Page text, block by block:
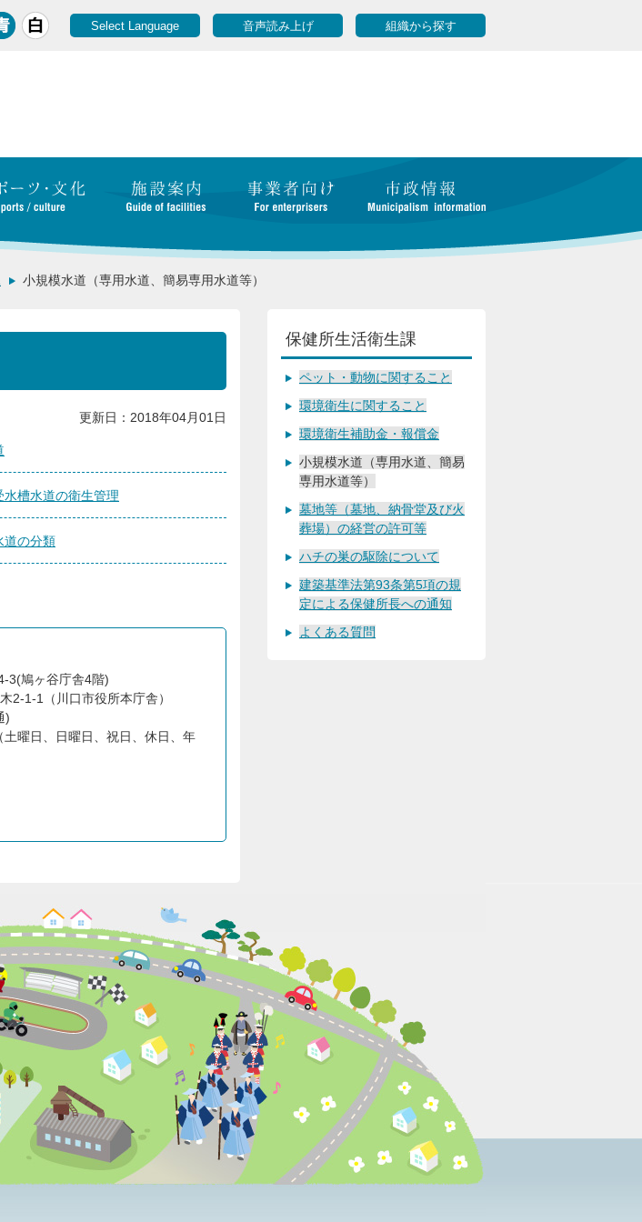
Select Language 音声読み上げ 組織から探す
小規模水道（専用水道、簡易専用水道等）
更新日：2018年04月01日
水槽水道の衛生管理
道の分類
3(鳩ヶ谷庁舎4階)
2-1-1（川口市役所本庁舎）
)
曜日、日曜日、祝日、休日、年
保健所生活衛生課
ペット・動物に関すること
環境衛生に関すること
環境衛生補助金・報償金
小規模水道（専用水道、簡易
専用水道等）
墓地等（墓地、納骨堂及び火
葬場）の経営の許可等
ハチの巣の駆除について
建築基準法第93条第5項の規
定による保健所長への通知
よくある質問